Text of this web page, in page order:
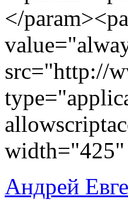
</
src="http://
width="425"
Андрей